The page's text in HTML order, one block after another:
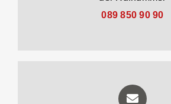
089 850 90 90